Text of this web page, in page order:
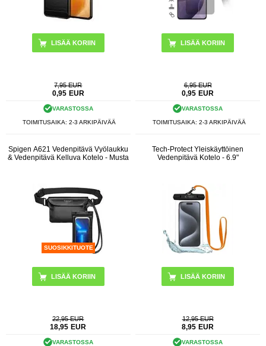
7,95 EUR
0,95 EUR
VARASTOSSA
TOIMITUSAIKA: 2-3 ARKIPÄIVÄÄ
6,95 EUR
0,95 EUR
VARASTOSSA
TOIMITUSAIKA: 2-3 ARKIPÄIVÄÄ
Spigen A621 Vedenpitävä Vyölaukku
& Vedenpitävä Kelluva Kotelo - Musta
SUOSIKKITUOTE
22,95 EUR
18,95 EUR
VARASTOSSA
Tech-Protect Yleiskäyttöinen
Vedenpitävä Kotelo - 6.9"
LISÄÄ KORIIN
12,95 EUR
8,95 EUR
VARASTOSSA